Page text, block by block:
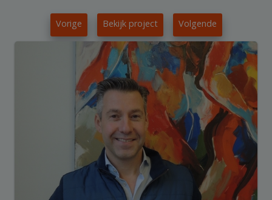
Vorige Bekijk project Volgende